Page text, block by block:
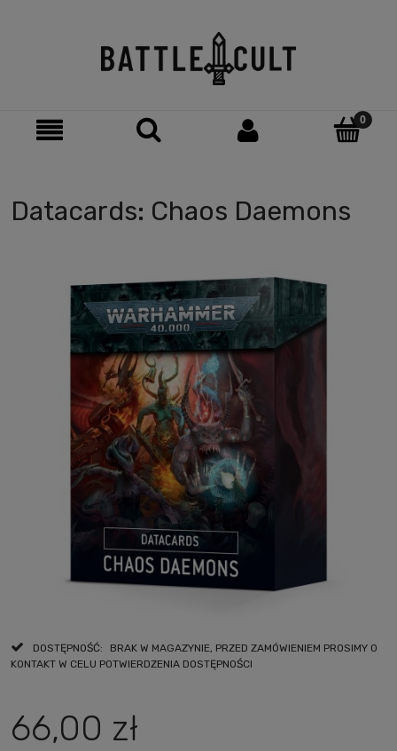
Datacards: Chaos Daemons
DOSTĘPNOŚĆ:
BRAK W MAGAZYNIE, PRZED ZAMÓWIENIEM PROSIMY O
KONTAKT W CELU POTWIERDZENIA DOSTĘPNOŚCI
66,00 zł